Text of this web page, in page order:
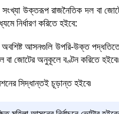
উক্তরূপ রাজনৈতিক দল বা
নির্ধারণ করিতে হইবে:
আসনগুলি উপরি-উক্ত
বা জোটের অনুকূলে বণ্টন করিতে হইবে৷
সিদ্ধান্তই চূড়ান্ত হইবে৷